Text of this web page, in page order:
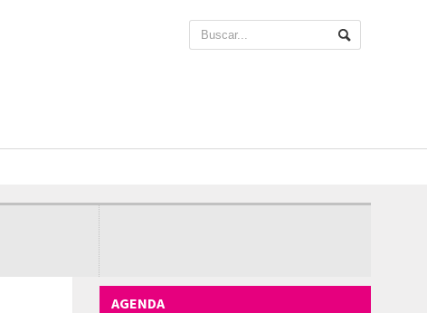
AGENDA